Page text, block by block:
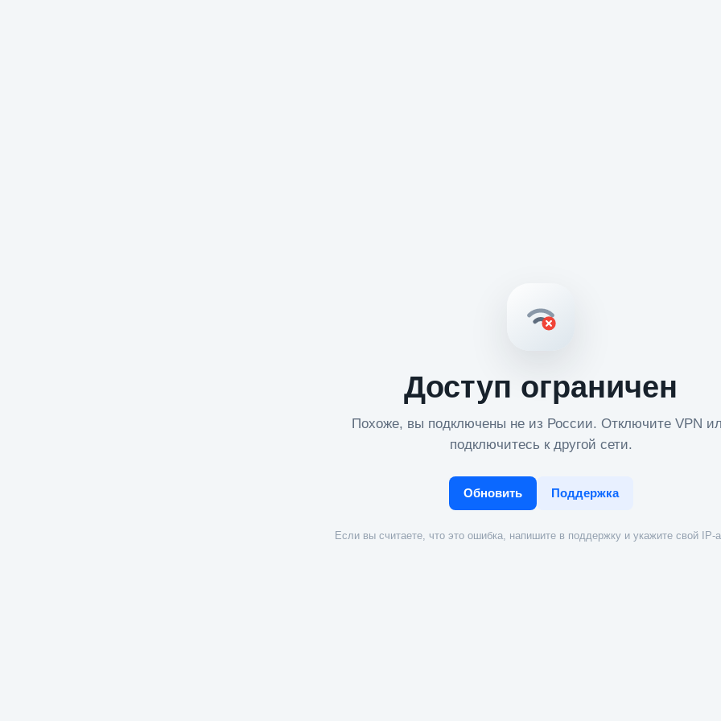
Доступ ограничен
Похоже, вы подключены не из России. Отключите VPN
подключитесь к другой сети.
Обновить Поддержка
Если вы считаете, что это ошибка, напишите в поддержку и укажите свой IP-